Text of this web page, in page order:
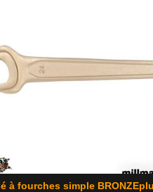
à fourches simple